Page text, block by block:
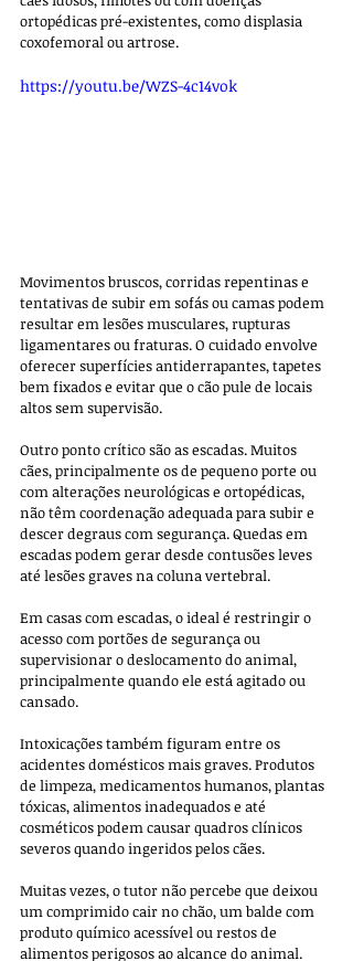
ortopédicas pré-existentes, como displasia
coxofemoral ou artrose.
https://youtu.be/WZS-4c14vok
Movimentos bruscos, corridas repentinas e
tentativas de subir em sofás ou camas podem
resultar em lesões musculares, rupturas
ligamentares ou fraturas. O cuidado envolve
oferecer superfícies antiderrapantes, tapetes
bem fixados e evitar que o cão pule de locais
altos sem supervisão.
Outro ponto crítico são as escadas. Muitos
cães, principalmente os de pequeno porte ou
com alterações neurológicas e ortopédicas,
não têm coordenação adequada para subir e
descer degraus com segurança. Quedas em
escadas podem gerar desde contusões leves
até lesões graves na coluna vertebral.
Em casas com escadas, o ideal é restringir o
acesso com portões de segurança ou
supervisionar o deslocamento do animal,
principalmente quando ele está agitado ou
cansado.
Intoxicações também figuram entre os
acidentes domésticos mais graves. Produtos
de limpeza, medicamentos humanos, plantas
tóxicas, alimentos inadequados e até
cosméticos podem causar quadros clínicos
severos quando ingeridos pelos cães.
Muitas vezes, o tutor não percebe que deixou
um comprimido cair no chão, um balde com
produto químico acessível ou restos de
alimentos perigosos ao alcance do animal.